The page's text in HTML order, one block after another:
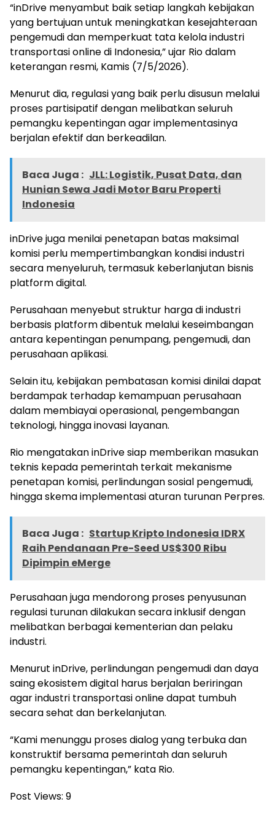
“inDrive menyambut baik setiap langkah kebijakan
yang bertujuan untuk meningkatkan kesejahteraan
pengemudi dan memperkuat tata kelola industri
transportasi online di Indonesia,” ujar Rio dalam
keterangan resmi, Kamis (7/5/2026).
Menurut dia, regulasi yang baik perlu disusun melalui
proses partisipatif dengan melibatkan seluruh
pemangku kepentingan agar implementasinya
berjalan efektif dan berkeadilan.
Baca Juga : JLL: Logistik, Pusat Data, dan
Hunian Sewa Jadi Motor Baru Properti
Indonesia
inDrive juga menilai penetapan batas maksimal
komisi perlu mempertimbangkan kondisi industri
secara menyeluruh, termasuk keberlanjutan bisnis
platform digital.
Perusahaan menyebut struktur harga di industri
berbasis platform dibentuk melalui keseimbangan
antara kepentingan penumpang, pengemudi, dan
perusahaan aplikasi.
Selain itu, kebijakan pembatasan komisi dinilai dapat
berdampak terhadap kemampuan perusahaan
dalam membiayai operasional, pengembangan
teknologi, hingga inovasi layanan.
Rio mengatakan inDrive siap memberikan masukan
teknis kepada pemerintah terkait mekanisme
penetapan komisi, perlindungan sosial pengemudi,
hingga skema implementasi aturan turunan Perpres.
Baca Juga : Startup Kripto Indonesia IDRX
Raih Pendanaan Pre-Seed US$300 Ribu
Dipimpin eMerge
Perusahaan juga mendorong proses penyusunan
regulasi turunan dilakukan secara inklusif dengan
melibatkan berbagai kementerian dan pelaku
industri.
Menurut inDrive, perlindungan pengemudi dan daya
saing ekosistem digital harus berjalan beriringan
agar industri transportasi online dapat tumbuh
secara sehat dan berkelanjutan.
“Kami menunggu proses dialog yang terbuka dan
konstruktif bersama pemerintah dan seluruh
pemangku kepentingan,” kata Rio.
Post Views: 9